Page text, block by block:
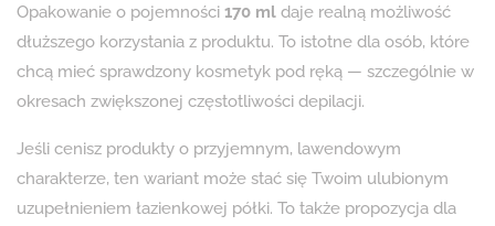
Opakowanie o pojemności 170 ml daje realną możliwość
dłuższego korzystania z produktu. To istotne dla osób, które
chcą mieć sprawdzony kosmetyk pod ręką — szczególnie w
okresach zwiększonej częstotliwości depilacji.
Jeśli cenisz produkty o przyjemnym, lawendowym
charakterze, ten wariant może stać się Twoim ulubionym
uzupełnieniem łazienkowej półki. To także propozycja dla